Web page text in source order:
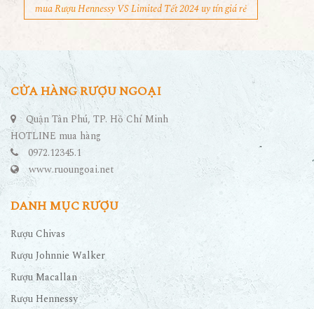
mua Rượu Hennessy VS Limited Tết 2024 uy tín giá rẻ
CỬA HÀNG RƯỢU NGOẠI
Quận Tân Phú, TP. Hồ Chí Minh
HOTLINE mua hàng
0972.12345.1
www.ruoungoai.net
DANH MỤC RƯỢU
Rượu Chivas
Rượu Johnnie Walker
Rượu Macallan
Rượu Hennessy